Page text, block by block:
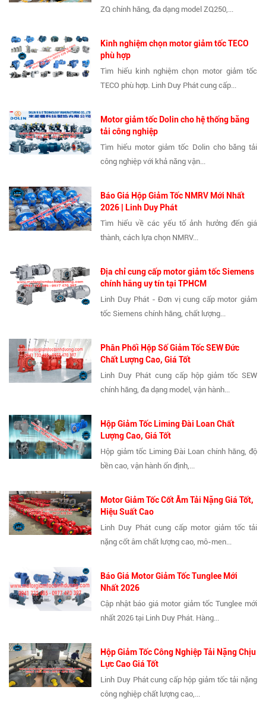
ZQ chính hãng, đa dạng model ZQ250,...
Kinh nghiệm chọn motor giảm tốc TECO
phù hợp
Tìm hiểu kinh nghiệm chọn motor giảm tốc
TECO phù hợp. Linh Duy Phát cung cấp...
Motor giảm tốc Dolin cho hệ thống băng
tải công nghiệp
Tìm hiểu motor giảm tốc Dolin cho băng tải
công nghiệp với khả năng vận...
Báo Giá Hộp Giảm Tốc NMRV Mới Nhất
2026 | Linh Duy Phát
Tìm hiểu về các yếu tố ảnh hưởng đến giá
thành, cách lựa chọn NMRV...
Địa chỉ cung cấp motor giảm tốc Siemens
chính hãng uy tín tại TPHCM
Linh Duy Phát - Đơn vị cung cấp motor giảm
tốc Siemens chính hãng, chất lượng...
Phân Phối Hộp Số Giảm Tốc SEW Đức
Chất Lượng Cao, Giá Tốt
Linh Duy Phát cung cấp hộp giảm tốc SEW
chính hãng, đa dạng model, vận hành...
Hộp Giảm Tốc Liming Đài Loan Chất
Lượng Cao, Giá Tốt
Hộp giảm tốc Liming Đài Loan chính hãng, độ
bền cao, vận hành ổn định,...
Motor Giảm Tốc Cốt Âm Tải Nặng Giá Tốt,
Hiệu Suất Cao
Linh Duy Phát cung cấp motor giảm tốc tải
nặng cốt âm chất lượng cao, mô-men...
Báo Giá Motor Giảm Tốc Tunglee Mới
Nhất 2026
Cập nhật báo giá motor giảm tốc Tunglee mới
nhất 2026 tại Linh Duy Phát. Hàng...
Hộp Giảm Tốc Công Nghiệp Tải Nặng Chịu
Lực Cao Giá Tốt
Linh Duy Phát cung cấp hộp giảm tốc tải nặng
công nghiệp chất lượng cao,...